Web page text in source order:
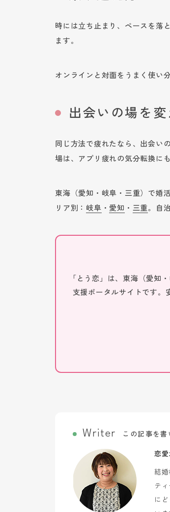
時には立ち止まり、ペースを落
ます。
オンラインと対面をうまく使い
出会いの場を変
同じ方法で疲れたなら、出会い
場は、アプリ疲れの気分転換にも
東海（愛知・岐阜・三重）で婚
リア別： 岐阜 ・ 愛知 ・ 三重。自
「とう恋」は、東海（愛知
支援ポータルサイトです。
この記事を書
恋
結
テ
に